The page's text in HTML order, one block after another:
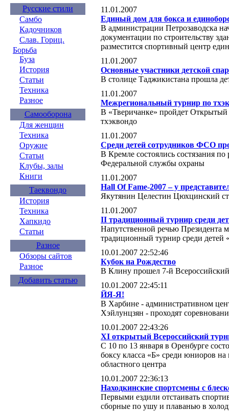
Русские стили
Самбо
Кадочников
Слав. Гориц.
Борьба
Буза
История
Статьи
Техника
Разное
Самооборона
Для женщин
Техника
Оружие
Статьи
Клубы, залы
Книги
Таеквондо
История
Техника
Хапкидо
Статьи
Разное
Обзоры сайтов
Разное
Добавить статью
11.01.2007
Единый дом для бокса и
В администрации Петрозаводска
документации по строительству
разместится спортивный центр
11.01.2007
Основные участники детской
В столице Таджикистана прошла
11.01.2007
Межрегиональный турнир по
В «Тверичанке» пройдет
тхэквондо
11.01.2007
Среди детей сотрудников ФСО
В Кремле состоялись состязания
Федеральной службы охраны
11.01.2007
Hall Of Fame-2007 – у
Якутянин Целестин Цюхцинский
11.01.2007
II традиционный турнир среди
Напутственной речью Президента
традиционный турнир среди
10.01.2007 22:52:46
Кубок на Рождество
В Клину прошел 7-й
10.01.2007 22:45:11
ЙЯ-Я!
В Харбине - административном
Хэйлунцзян - проходят
10.01.2007 22:43:26
XI открытый Всероссийский
С 10 по 13 января в Оренбурге
боксу класса «Б» среди юниоров
областного центра
10.01.2007 22:36:13
Находкинские спортсмены с
Первыми ездили отстаивать
сборные по ушу и плаванью в